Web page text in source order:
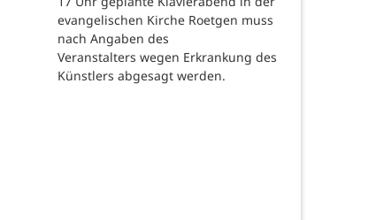
evangelischen Kirche Roetgen muss
nach Angaben des
Veranstalters wegen Erkrankung des
Künstlers abgesagt werden.